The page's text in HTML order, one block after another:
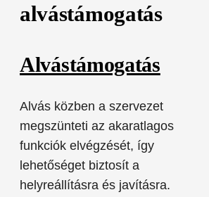
alvástámogatás
Alvástámogatás
Alvás közben a szervezet
megszünteti az akaratlagos
funkciók elvégzését, így
lehetőséget biztosít a
helyreállításra és javításra.